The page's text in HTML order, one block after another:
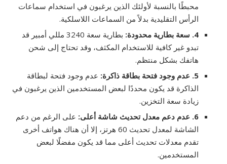
محبطًا بالنسبة لأولئك الذين يرغبون في استخدام سماعات
الرأس التقليدية بدلاً من السماعات اللاسلكية.
4. سعة بطارية محدودة:
بطارية سعة 3240 مللي أمبير قد
تبدو غير كافية للاستخدام المكثف، وقد تحتاج إلى شحن
هاتفك بشكل منتظم.
5. عدم وجود فتحة بطاقة ذاكرة:
عدم وجود فتحة لبطاقة
الذاكرة قد يكون محددًا لبعض المستخدمين الذين يرغبون في
زيادة سعة التخزين.
6. عدم دعم معدل تحديث شاشة أعلى:
على الرغم من دعم
الشاشة لمعدل تحديث 60 هرتز، إلا أن هناك هواتف أخرى
تقدم معدلات تحديث أعلى مما قد يكون مفضلًا لبعض
المستخدمين.